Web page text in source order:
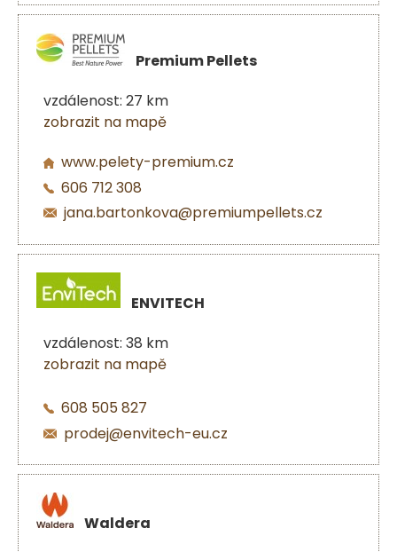
Premium Pellets
vzdálenost: 27 km
zobrazit na mapě
www.pelety-premium.cz
606 712 308
jana.bartonkova@premiumpellets.cz
ENVITECH
vzdálenost: 38 km
zobrazit na mapě
608 505 827
prodej@envitech-eu.cz
Waldera